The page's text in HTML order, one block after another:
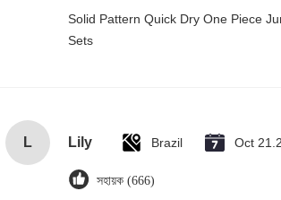
Solid Pattern Quick Dry One Piece
Sets
L Lily Brazil Oct
সহায়ক (666)